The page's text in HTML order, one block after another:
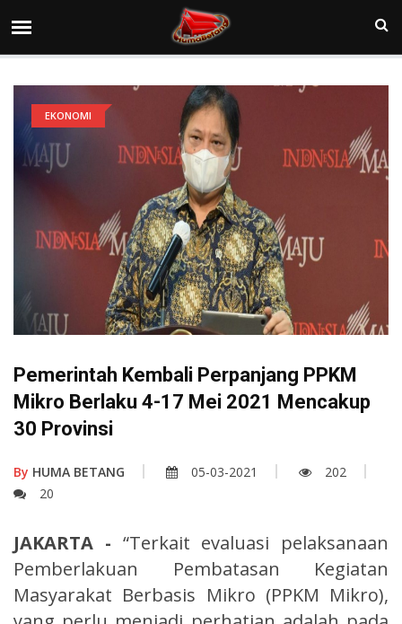
EKONOMI
Pemerintah Kembali Perpanjang PPKM
Mikro Berlaku 4-17 Mei 2021 Mencakup
30 Provinsi
By HUMA BETANG 05-03-2021
202
20
JAKARTA - “Terkait evaluasi pelaksanaan
Pemberlakuan Pembatasan Kegiatan
Masyarakat Berbasis Mikro (PPKM Mikro),